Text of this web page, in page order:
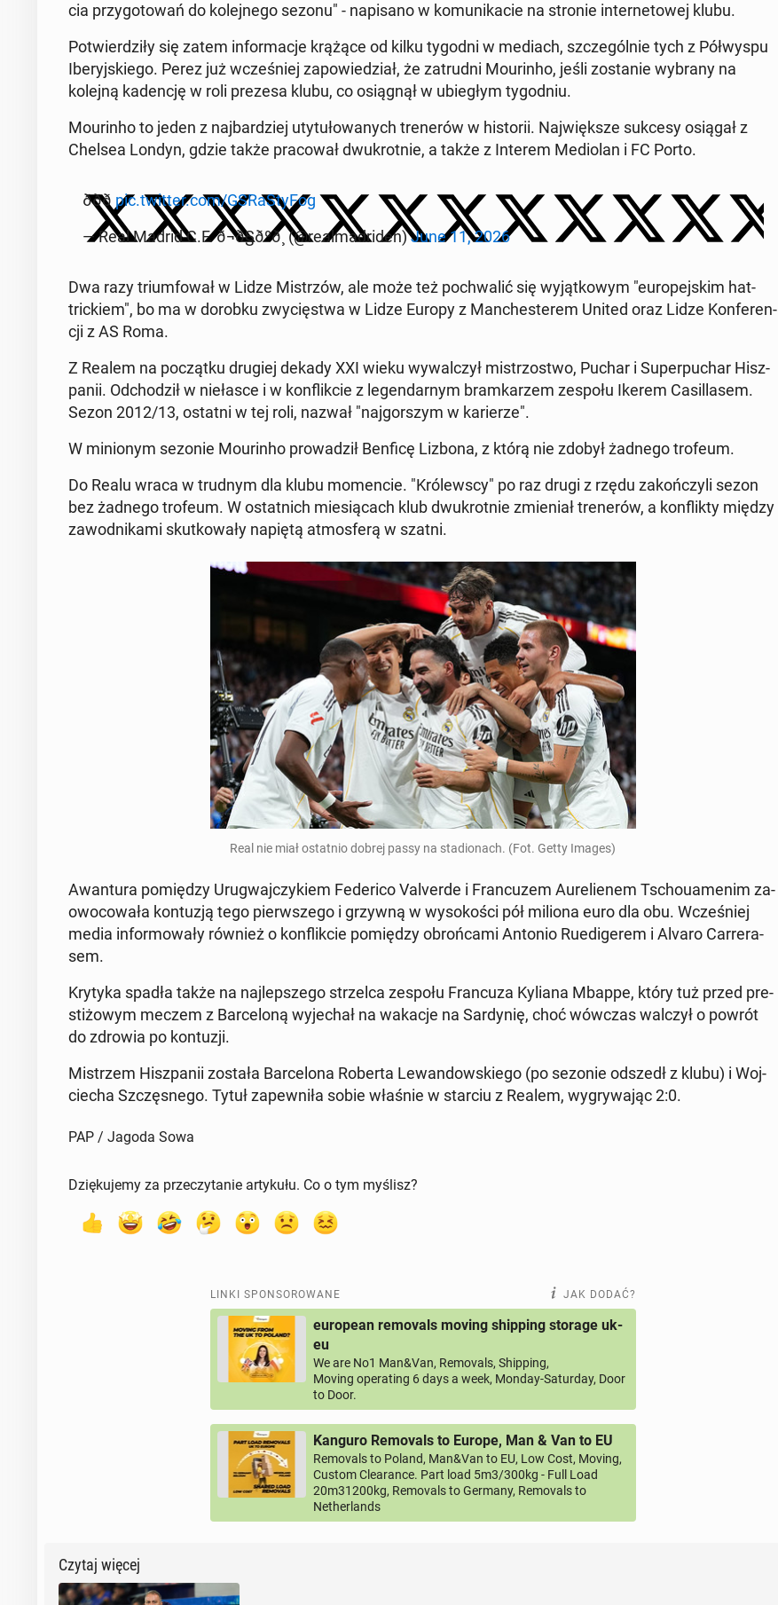
cia przy­go­to­wań do ko­lej­ne­go sezonu" - na­pi­sa­no w ko­mu­ni­ka­cie na stronie in­ter­ne­to­wej klubu.
Po­twier­dzi­ły się zatem in­for­ma­cje krążące od kilku tygodni w mediach, szcze­gól­nie tych z Pół­wy­spu
Ibe­ryj­skie­go. Perez już wcze­śniej za­po­wie­dział, że za­trud­ni Mo­urin­ho, jeśli zo­sta­nie wybrany na
kolejną ka­den­cję w roli prezesa klubu, co osią­gnął w ubie­głym ty­go­dniu.
Mo­urin­ho to jeden z naj­bar­dziej uty­tu­ło­wa­nych tre­ne­rów w hi­sto­rii. Naj­więk­sze sukcesy osiągał z
Chelsea Londyn, gdzie także pra­co­wał dwu­krot­nie, a także z Interem Me­dio­lan i FC Porto.
ððð pic.twitter.com/GSRa­Sty­Fog
— Real Madrid C.F. ð¬ð§ðºð¸ (@re­al­ma­dri­den)June 11, 2026
Dwa razy trium­fo­wał w Lidze Mi­strzów, ale może też po­chwa­lić się wy­jąt­ko­wym "eu­ro­pej­skim hat-
tric­kiem", bo ma w dorobku zwy­cię­stwa w Lidze Europy z Man­che­ste­rem United oraz Lidze Kon­fe­ren­
cji z AS Roma.
Z Realem na po­cząt­ku drugiej dekady XXI wieku wy­wal­czył mi­strzo­stwo, Puchar i Su­per­pu­char Hisz­
pa­nii. Od­cho­dził w nie­ła­sce i w kon­flik­cie z le­gen­dar­nym bram­ka­rzem zespołu Ikerem Ca­sil­la­sem.
Sezon 2012/13, ostatni w tej roli, nazwał "naj­gor­szym w ka­rie­rze".
W mi­nio­nym sezonie Mo­urin­ho pro­wa­dził Benficę Lizbona, z którą nie zdobył żadnego trofeum.
Do Realu wraca w trudnym dla klubu mo­men­cie. "Kró­lew­scy" po raz drugi z rzędu za­koń­czy­li sezon
bez żadnego trofeum. W ostat­nich mie­sią­cach klub dwu­krot­nie zmie­niał tre­ne­rów, a kon­flik­ty między
za­wod­ni­ka­mi skut­ko­wa­ły napiętą at­mos­fe­rą w szatni.
Real nie miał ostat­nio dobrej passy na sta­dio­nach. (Fot. Getty Images)
Awan­tu­ra po­mię­dzy Uru­gwaj­czy­kiem Fe­de­ri­co Va­lver­de i Fran­cu­zem Au­re­lie­nem Tscho­uame­nim za­
owo­co­wa­ła kon­tu­zją tego pierw­sze­go i grzywną w wy­so­ko­ści pół miliona euro dla obu. Wcze­śniej
media in­for­mo­wa­ły również o kon­flik­cie po­mię­dzy obroń­ca­mi Antonio Ru­edi­ge­rem i Alvaro Car­re­ra­
sem.
Krytyka spadła także na naj­lep­sze­go strzel­ca zespołu Fran­cu­za Kyliana Mbappe, który tuż przed pre­
sti­żo­wym meczem z Bar­ce­lo­ną wy­je­chał na wakacje na Sar­dy­nię, choć wówczas walczył o powrót
do zdrowia po kon­tu­zji.
Mi­strzem Hisz­pa­nii została Bar­ce­lo­na Roberta Le­wan­dow­skie­go (po sezonie odszedł z klubu) i Woj­
cie­cha Szczę­sne­go. Tytuł za­pew­ni­ła sobie właśnie w starciu z Realem, wy­gry­wa­jąc 2:0.
PAP / Jagoda Sowa
Dziękujemy za przeczytanie artykułu. Co o tym myślisz?
LINKI SPONSOROWANE JAK DODAĆ?
european removals moving shipping storage uk-
eu
We are No1 Man&Van, Removals, Shipping,
Moving operating 6 days a week, Monday-Saturday, Door
to Door.
Kanguro Removals to Europe, Man & Van to EU
Removals to Poland, Man&Van to EU, Low Cost, Moving,
Custom Clearance. Part load 5m3/300kg - Full Load
20m31200kg, Removals to Germany, Removals to
Netherlands
Czytaj więcej